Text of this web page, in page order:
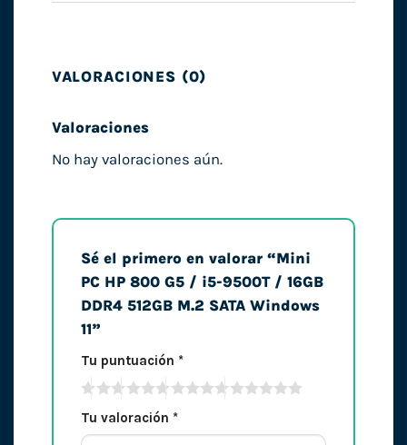
VALORACIONES (0)
Valoraciones
No hay valoraciones aún.
Sé el primero en valorar “Mini
PC HP 800 G5 / i5-9500T / 16GB
DDR4 512GB M.2 SATA Windows
11”
Tu puntuación *
Tu valoración *